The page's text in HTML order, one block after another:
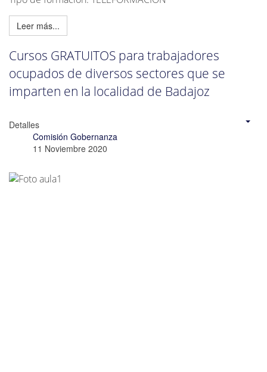
Leer más...
Cursos GRATUITOS para trabajadores
ocupados de diversos sectores que se
imparten en la localidad de Badajoz
Detalles
Comisión Gobernanza
11 Noviembre 2020